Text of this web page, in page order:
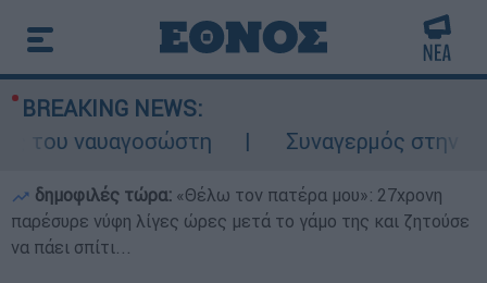
BREAKING NEWS:
ναυαγοσώστη
Συναγερμός στην
δημοφιλές τώρα: «Θέλω τον πατέρα μου»: 27χρονη
παρέσυρε νύφη λίγες ώρες μετά το γάμο της και ζητούσε
να πάει σπίτι...